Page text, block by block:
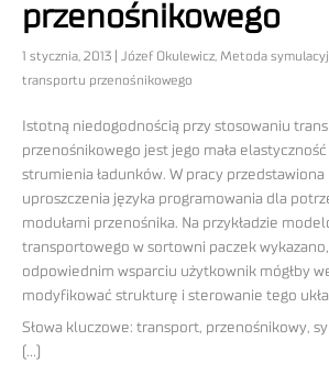
przenośnikowego
1 stycznia, 2013 | Józef Okulewicz, Metoda
transportu przenośnikowego
Istotną niedogodnością przy stosowaniu
przenośnikowego jest jego mała
strumienia ładunków. W pracy
uproszczenia języka programowania dla
modułami przenośnika. Na przykładzie
transportowego w sortowni paczek
odpowiednim wsparciu użytkownik mógłby
modyfikować strukturę i sterowanie tego
Słowa kluczowe: transport, przenośnikowy,
(…)